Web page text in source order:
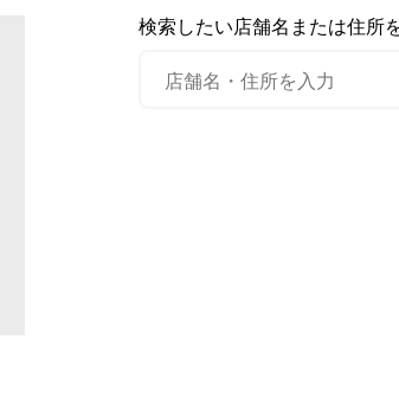
検索したい店舗名または住所